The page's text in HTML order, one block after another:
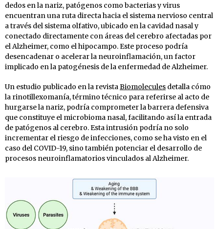
dedos en la nariz, patógenos como bacterias y virus
encuentran una ruta directa hacia el sistema nervioso central
a través del sistema olfativo, ubicado en la cavidad nasal y
conectado directamente con áreas del cerebro afectadas por
el Alzheimer, como el hipocampo. Este proceso podría
desencadenar o acelerar la neuroinflamación, un factor
implicado en la patogénesis de la enfermedad de Alzheimer.
Un estudio publicado en la revistaBiomolecules detalla cómo
la rinotillexomanía, término técnico para referirse al acto de
hurgarse la nariz, podría comprometer la barrera defensiva
que constituye el microbioma nasal, facilitando así la entrada
de patógenos al cerebro. Esta intrusión podría no solo
incrementar el riesgo de infecciones, como se ha visto en el
caso del COVID-19, sino también potenciar el desarrollo de
procesos neuroinflamatorios vinculados al Alzheimer.